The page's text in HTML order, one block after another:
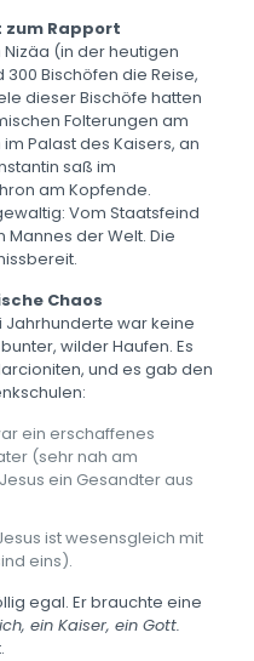
zum Rapport
(in der heutigen
Bischöfen die Reise,
dieser Bischöfe hatten
Folterungen am
Palast des Kaisers, an
saß im
am Kopfende.
Vom Staatsfeind
der Welt. Die
Chaos
Jahrhunderte war keine
wilder Haufen. Es
und es gab den
ein erschaffenes
(sehr nah am
ein Gesandter aus
ist wesensgleich mit
eins).
egal. Er brauchte eine
ein Kaiser, ein Gott.